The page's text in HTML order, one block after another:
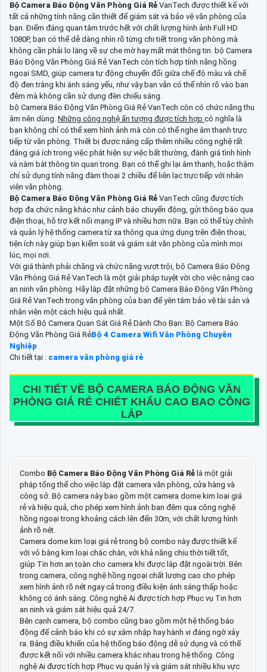
Bộ Camera Báo Động Văn Phòng Giá Rẻ VanTech được thiết kế với
tất cả những tính năng cần thiết để giám sát và bảo vệ văn phòng của
bạn. Điểm đáng quan tâm trước hết với chất lượng hình ảnh Full HD
1080P, bạn có thể dễ dàng nhìn rõ từng chi tiết trong văn phòng mà
không cần phải lo lắng về sự che mờ hay mất mát thông tin. bộ Camera
Báo Động Văn Phòng Giá Rẻ VanTech còn tích hợp tính năng hồng
ngoại SMD, giúp camera tự động chuyển đổi giữa chế độ màu và chế
độ đen trắng khi ánh sáng yếu, như vậy bạn vẫn có thể nhìn rõ vào ban
đêm mà không cần sử dụng đèn chiếu sáng.
bộ Camera Báo Động Văn Phòng Giá Rẻ VanTech còn có chức năng thu
âm nên dùng. Những công nghệ ấn tượng được tích hợp có nghĩa là
bạn không chỉ có thể xem hình ảnh mà còn có thể nghe âm thanh trực
tiếp từ văn phòng. Thiết bị được nâng cấp thêm nhiều công nghệ rất
đáng giá ích trong việc phát hiện sự việc bất thường, đánh giá tình hình
và nắm bắt thông tin quan trọng. Bạn có thể ghi lại âm thanh, hoặc thậm
chí sử dụng tính năng đàm thoại 2 chiều để liên lạc trực tiếp với nhân
viên văn phòng.
Bộ Camera Báo Động Văn Phòng Giá Rẻ VanTech cũng được tích
hợp đa chức năng khác như cảnh báo chuyển động, gửi thông báo qua
điện thoại, hỗ trợ kết nối mạng IP và nhiều hơn nữa. Bạn có thể tùy chỉnh
và quản lý hệ thống camera từ xa thông qua ứng dụng trên điện thoại,
tiện ích này giúp bạn kiểm soát và giám sát văn phòng của mình mọi
lúc, mọi nơi.
Với giá thành phải chăng và chức năng vượt trội, bộ Camera Báo Động
Văn Phòng Giá Rẻ VanTech là một giải pháp tuyệt vời cho việc nâng cao
an ninh văn phòng. Hãy lắp đặt những bộ Camera Báo Động Văn Phòng
Giá Rẻ VanTech trong văn phòng của bạn để yên tâm bảo vệ tài sản và
nhân viên một cách hiệu quả nhất.
Một Số Bộ Camera Quan Sát Giá Rẻ Dành Cho Bạn: Bộ Camera Báo
Động Văn Phòng Giá RẻBộ 4 Camera Wifi Văn Phòng Chuyên
Nghiệp
Chi tiết tại : camera văn phòng giá rẻ
CHI TIẾT VỀBỘ CAMERA BÁO ĐỘNG VĂN
PHÒNG GIÁ RẺ CHIẾT KHẤU CAO BAO CÔNG
LẮP
Combo Bộ Camera Báo Động Văn Phòng Giá Rẻ là một giải
pháp tổng thể cho việc lắp đặt camera văn phòng, cửa hàng và
công sở. Bộ camera này bao gồm một camera dome kim loại giá
rẻ và hiệu quả, cho phép xem hình ảnh ban đêm qua công nghệ
hồng ngoại trong khoảng cách lên đến 30m, với chất lượng hình
ảnh rõ nét.
Camera dome kim loại giá rẻ trong bộ combo này được thiết kế
với vỏ bằng kim loại chắc chắn, với khả năng chịu thời tiết tốt,
giúp Tin hơn an toàn cho camera khi được lắp đặt ngoài trời. Bên
trong camera, công nghệ hồng ngoại chất lượng cao cho phép
xem hình ảnh rõ nét ngay cả trong điều kiện ánh sáng thấp hoặc
không có ánh sáng. Công nghệ Ai được tích hợp Phục vụ Tin hơn
an ninh và giám sát hiệu quả 24/7.
Bên cạnh camera, bộ combo cũng bao gồm một hệ thống báo
động để cảnh báo khi có sự xâm nhập hay hành vi đáng ngờ xảy
ra. Bảng điều khiển của hệ thống báo động dễ sử dụng và có thể
được kết nối với nhiều camera khác nhau trong hệ thống. Công
nghệ Ai được tích hợp Phục vụ quản lý và giám sát nhiều khu vực